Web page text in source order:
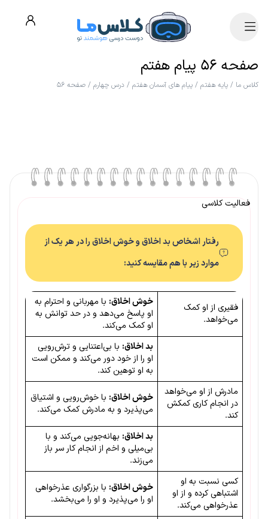
صفحه ۵۶ پیام هفتم
کلاس ما / پایه هفتم / پیام های آسمان هفتم / درس چهارم / صفحه ۵۶
فعالیت کلاسی
رفتار اشخاص بد اخلاق و خوش اخلاق را در هر یک از
موارد زیر با هم مقایسه کنید:
فقیری از او کمک
می‌خواهد.
خوش اخلاق: با مهربانی و احترام به
او پاسخ می‌دهد و در حد توانش به
او کمک می‌کند.
بد اخلاق: با بی‌اعتنایی و ترش‌رویی
او را از خود دور می‌کند و ممکن است
به او توهین کند.
مادرش از او می‌خواهد
در انجام کاری کمکش
کند.
خوش اخلاق: با خوش‌رویی و اشتیاق
می‌پذیرد و به مادرش کمک می‌کند.
بد اخلاق: بهانه‌جویی می‌کند و با
بی‌میلی و اخم از انجام کار سر باز
می‌زند.
کسی نسبت به او
اشتباهی کرده و از او
عذرخواهی می‌کند.
خوش اخلاق: با بزرگواری عذرخواهی
او را می‌پذیرد و او را می‌بخشد.